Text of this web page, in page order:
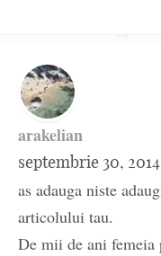
arakelian
septembrie 30, 2014
as adauga niste
articolului tau.
De mii de ani